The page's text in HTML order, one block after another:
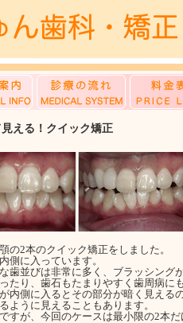
える！クイック矯正
の2本のクイック矯正をしました。
側に入っています。
歯並びは非常に多く、ブラッシング
たり、歯石もたまりやすく歯周病に
内側に入るとその部分が暗く見える
ように見えることもあります。
すが、今回のケースは最小限の2本